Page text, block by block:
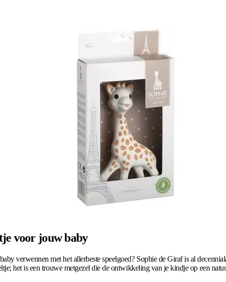
voor jouw baby
verwennen met het allerbeste speelgoed? Sophie de Giraf is al
het is een trouwe metgezel die de ontwikkeling van je kindje op een